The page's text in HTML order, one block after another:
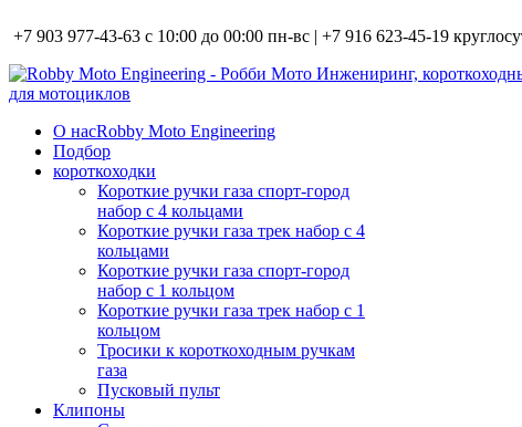
+7 903 977-43-63 с 10:00 до 00:00 пн-вс | +7 916 623-45-19
О насRobby Moto Engineering
Подбор
короткоходки
Короткие ручки газа спорт-город
набор с 4 кольцами
Короткие ручки газа трек набор с 4
кольцами
Короткие ручки газа спорт-город
набор с 1 кольцом
Короткие ручки газа трек набор с 1
кольцом
Тросики к короткоходным ручкам
газа
Пусковый пульт
Клипоны